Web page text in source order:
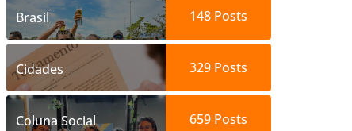
Brasil 148Posts
Cidades 329Posts
Coluna Social 659Posts